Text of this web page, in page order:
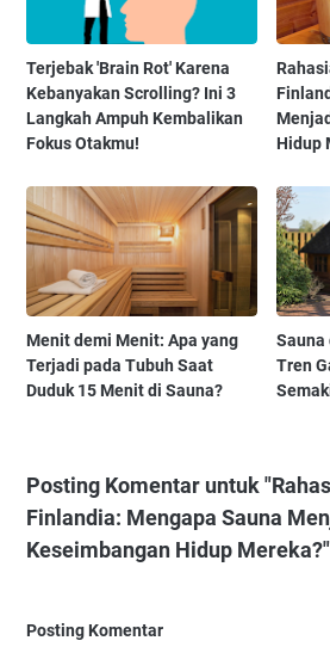
Terjebak 'Brain Rot' Karena
Kebanyakan Scrolling? Ini 3
Langkah Ampuh Kembalikan
Fokus Otakmu!
Hidup
Menit demi Menit: Apa yang
Terjadi pada Tubuh Saat
Duduk 15 Menit di Sauna?
Sauna
Tren
Posting Komentar untuk
Finlandia: Mengapa Sauna
Keseimbangan Hidup Mereka?"
Posting Komentar